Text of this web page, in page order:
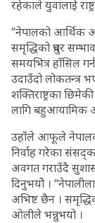
रहेकाले युवालाई
“नेपालको आर्थिक
समृद्धिको प्रचुर
समयभित्र हाँसिल
उदाउँदो लोकतन्त्र
शक्तिराष्ट्रका
लागि बहुआयामिक
उहाँले आफूले
निर्वाह गरेका
अवगत गराउँदै
दिनुभयोे ।
अभिष्ट छैन ।
ओलीले भन्नुभयो ।